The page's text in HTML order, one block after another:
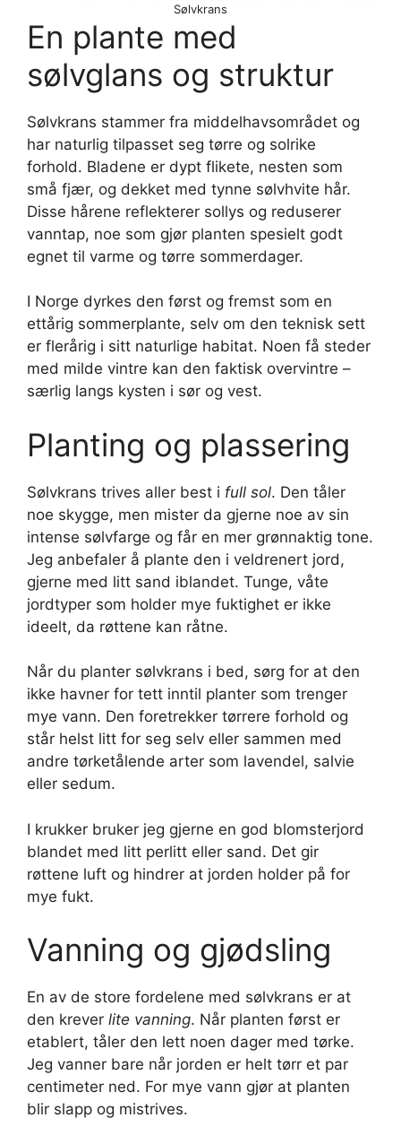
Sølvkrans
En plante med
sølvglans og struktur
Sølvkrans stammer fra middelhavsområdet og
har naturlig tilpasset seg tørre og solrike
forhold. Bladene er dypt flikete, nesten som
små fjær, og dekket med tynne sølvhvite hår.
Disse hårene reflekterer sollys og reduserer
vanntap, noe som gjør planten spesielt godt
egnet til varme og tørre sommerdager.
I Norge dyrkes den først og fremst som en
ettårig sommerplante, selv om den teknisk sett
er flerårig i sitt naturlige habitat. Noen få steder
med milde vintre kan den faktisk overvintre –
særlig langs kysten i sør og vest.
Planting og plassering
Sølvkrans trives aller best i full sol. Den tåler
noe skygge, men mister da gjerne noe av sin
intense sølvfarge og får en mer grønnaktig tone.
Jeg anbefaler å plante den i veldrenert jord,
gjerne med litt sand iblandet. Tunge, våte
jordtyper som holder mye fuktighet er ikke
ideelt, da røttene kan råtne.
Når du planter sølvkrans i bed, sørg for at den
ikke havner for tett inntil planter som trenger
mye vann. Den foretrekker tørrere forhold og
står helst litt for seg selv eller sammen med
andre tørketålende arter som lavendel, salvie
eller sedum.
I krukker bruker jeg gjerne en god blomsterjord
blandet med litt perlitt eller sand. Det gir
røttene luft og hindrer at jorden holder på for
mye fukt.
Vanning og gjødsling
En av de store fordelene med sølvkrans er at
den krever lite vanning. Når planten først er
etablert, tåler den lett noen dager med tørke.
Jeg vanner bare når jorden er helt tørr et par
centimeter ned. For mye vann gjør at planten
blir slapp og mistrives.